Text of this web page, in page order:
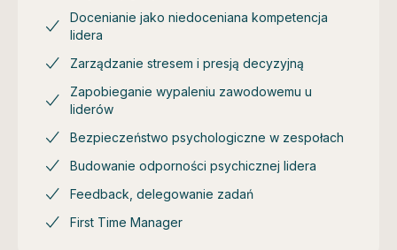
Docenianie jako niedoceniana kompetencja
lidera
Zarządzanie stresem i presją decyzyjną
Zapobieganie wypaleniu zawodowemu u
liderów
Bezpieczeństwo psychologiczne w zespołach
Budowanie odporności psychicznej lidera
Feedback, delegowanie zadań
First Time Manager